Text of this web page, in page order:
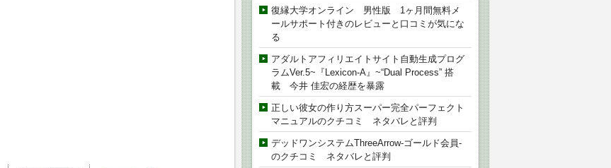
復縁大学オンライン 男性版 1ヶ月間無料メ
ールサポート付きのレビューと口コミが気にな
る
アダルトアフィリエイトサイト自動生成プログ
ラムVer.5~『Lexicon-A』~“Dual Process” 搭
載 今井 佳宏の経歴を暴露
正しい彼女の作り方スーパー完全パーフェクト
マニュアルのクチコミ ネタバレと評判
デッドワンシステムThreeArrow-ゴールド会員-
のクチコミ ネタバレと評判